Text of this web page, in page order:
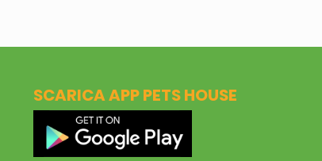
SCARICA APP PETS HOUSE